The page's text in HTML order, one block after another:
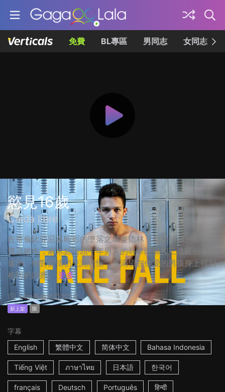
免費 BL專區 男同志 女同志
慾見16歲
Caída libre
在哥倫比亞惡名昭彰的墮落之城麥德林，年僅16歲的宏尼以
賣淫維生，麻木於街頭中年男人的尋草問柳和三溫暖的速戰
速決，他對愛情仍充滿憧憬，並渴望在他愛的男孩身上得到
相同的回應。
更多
14m哥倫比亞2018
新上架 限
字幕
English
繁體中文 简体中文 Bahasa Indonesia
Tiếng Việt ภาษาไทย 日本語 한국어
français Deutsch Português हिन्दी